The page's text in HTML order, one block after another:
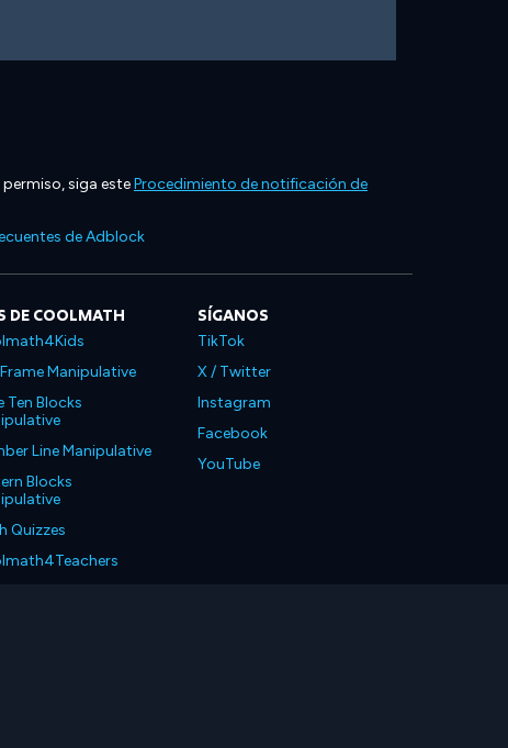
siga esteProcedimiento de notificación de
de Adblock
DE COOLMATH
Manipulative
Ten Blocks
Line Manipulative
Blocks
Quizzes
SÍGANOS
TikTok
X / Twitter
Instagram
Facebook
YouTube